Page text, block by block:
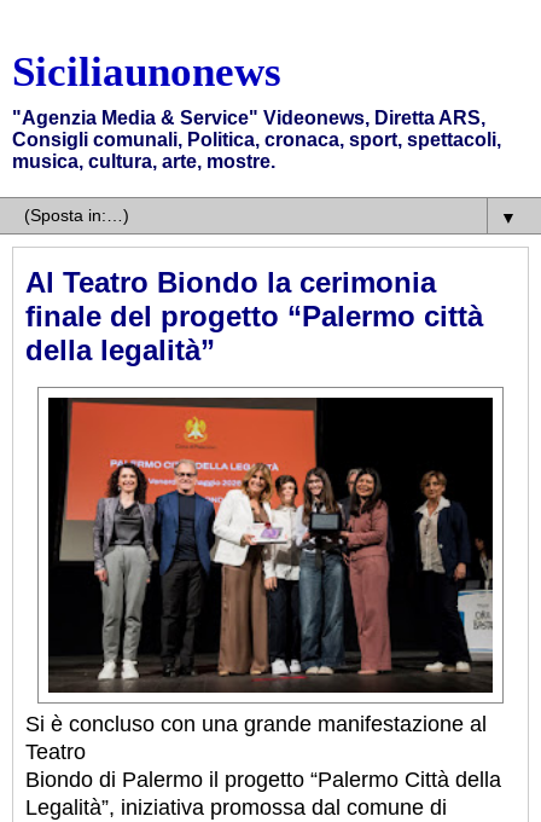
Siciliaunonews
"Agenzia Media & Service" Videonews, Diretta ARS,
Consigli comunali, Politica, cronaca, sport, spettacoli,
musica, cultura, arte, mostre.
▼
Al Teatro Biondo la cerimonia
finale del progetto “Palermo città
della legalità”
Si è concluso con una grande manifestazione al
Teatro
Biondo di Palermo il progetto “Palermo Città della
Legalità”, iniziativa promossa dal comune di